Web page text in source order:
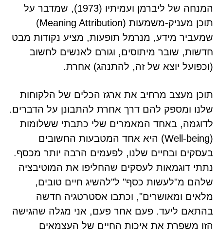
המנחה של ליברמן ועמיתיו (1973), שמדבר על
תוכן מעניק-משמעות (Meaning Attribution)
שמעביר מידע, מנרמל תופעות, מציע נקודות מבט
חדשות, שובר מיתוסים, וגורם לאנשים לחשוב
(וכפועל יוצא של זה, להתנהג) אחרת.
תוכן מעצב מרחיב את ארגז הכלים של הלקוחות
שלנו ומספק להם דרך אחרת להתבונן על הדברים.
לדוגמה, באחד המאמרים שלי כתבתי ששלומות
(Well-being) היא אחד המטבעות החשובים
בעסקים ובחיים שלנו, לפעמים הרבה יותר מכסף.
נתתי דוגמאות לעסקים שהחליפו את המוטיבציה
שלהם מ"לעשות כסף" ל"להשיג חיים טובים,
מלאים ומאושרים", וכתבו אסטרטגיה חדשה
בהתאם ליעד. פעם אחר פעם, אני מגלה שהגישה
הזו משפרת את איכות החיים של העצמאים